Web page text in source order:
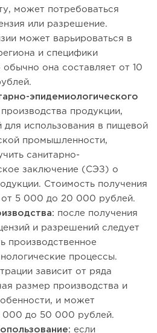
может потребоваться
или разрешение.
может варьироваться в
и специфики
обычно она составляет от 10
эпидемиологического
производства продукции,
для использования в пищевой
промышленности,
санитарно-
заключение (СЭЗ) о
Стоимость получения
5 000 до 20 000 рублей.
после получения
и разрешений следует
производственное
процессы.
зависит от ряда
размер производства и
и может
000 до 50 000 рублей.
если